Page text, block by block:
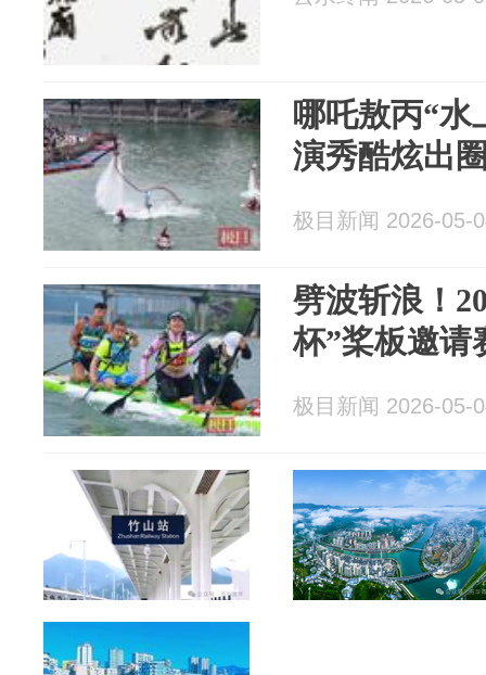
哪吒敖丙“水
演秀酷炫出
极目新闻 2026-05-
劈波斩浪！
杯”桨板邀请
极目新闻 2026-05-